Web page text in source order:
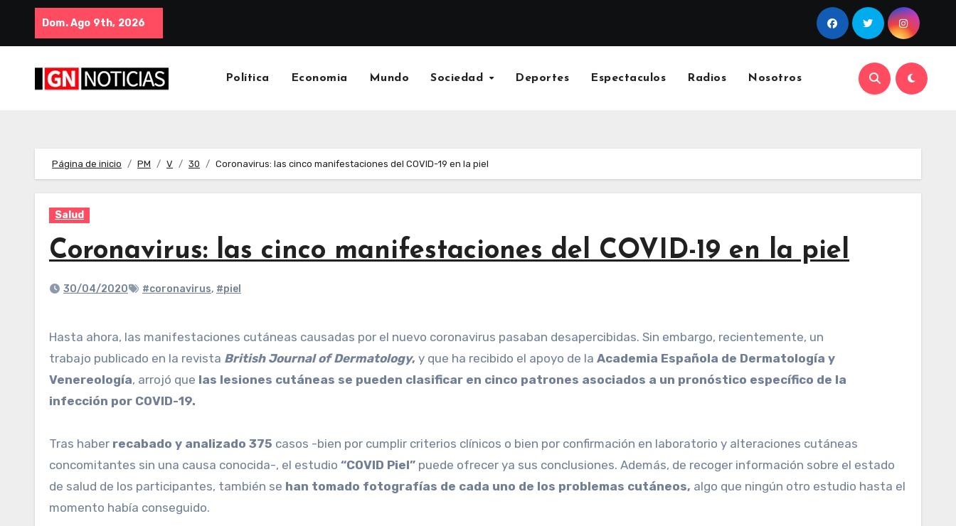
Dom. Ago 9th, 2026
Política Economia Mundo Sociedad Deportes Espectaculos Radios Nosotros
Página de inicio PM V 30 Coronavirus: las cinco manifestaciones del COVID-19 en la piel
Salud
Coronavirus: las cinco manifestaciones del COVID-19 en la piel
30/04/2020 #coronavirus, #piel
Hasta ahora, las manifestaciones cutáneas causadas por el nuevo coronavirus pasaban desapercibidas. Sin embargo, recientemente, un
trabajo publicado en la revista British Journal of Dermatology, y que ha recibido el apoyo de la Academia Española de Dermatología y
Venereología, arrojó que las lesiones cutáneas se pueden clasificar en cinco patrones asociados a un pronóstico específico de la
infección por COVID-19.
Tras haber recabado y analizado 375 casos -bien por cumplir criterios clínicos o bien por confirmación en laboratorio y alteraciones cutáneas
concomitantes sin una causa conocida-, el estudio “COVID Piel” puede ofrecer ya sus conclusiones. Además, de recoger información sobre el estado
de salud de los participantes, también se han tomado fotografías de cada uno de los problemas cutáneos, algo que ningún otro estudio hasta el
momento había conseguido.